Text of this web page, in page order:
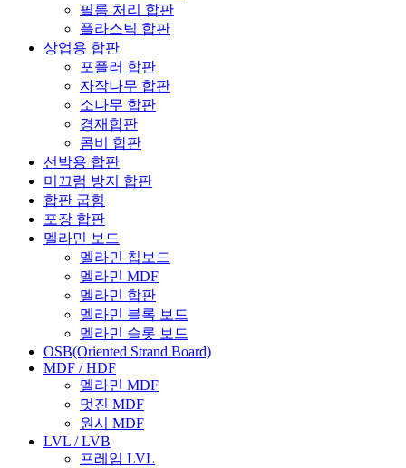
필름 처리 합판
플라스틱 합판
상업용 합판
포플러 합판
자작나무 합판
소나무 합판
경재합판
콤비 합판
선박용 합판
미끄럼 방지 합판
합판 굽힘
포장 합판
멜라민 보드
멜라민 칩보드
멜라민 MDF
멜라민 합판
멜라민 블록 보드
멜라민 슬롯 보드
OSB(Oriented Strand Board)
MDF / HDF
멜라민 MDF
멋진 MDF
원시 MDF
LVL / LVB
프레임 LVL